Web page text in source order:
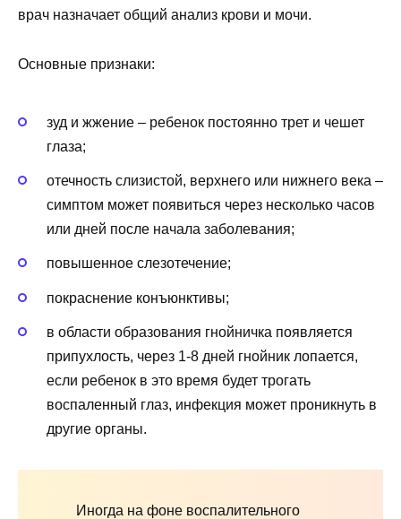
врач назначает общий анализ крови и мочи.
Основные признаки:
зуд и жжение – ребенок постоянно трет и чешет
глаза;
отечность слизистой, верхнего или нижнего века –
симптом может появиться через несколько часов
или дней после начала заболевания;
повышенное слезотечение;
покраснение конъюнктивы;
в области образования гнойничка появляется
припухлость, через 1-8 дней гнойник лопается,
если ребенок в это время будет трогать
воспаленный глаз, инфекция может проникнуть в
другие органы.
Иногда на фоне воспалительного